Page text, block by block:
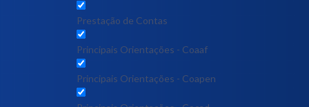
Prestação de Contas
Principais Orientações - Coaaf
Principais Orientações - Coapen